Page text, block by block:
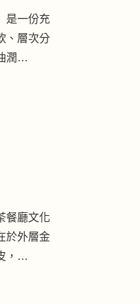
是一份充
、層次分
潤…
餐廳文化
於外層金
，…